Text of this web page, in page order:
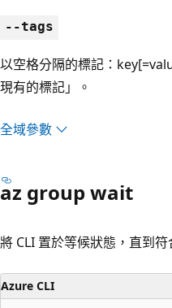
--tags
以空格分隔的標記：
現有的標記」。
全域參數
az group wait
將 CLI 置於等候狀態，直到
Azure CLI